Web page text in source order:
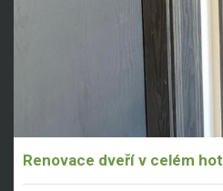
Renovace dveří v celém